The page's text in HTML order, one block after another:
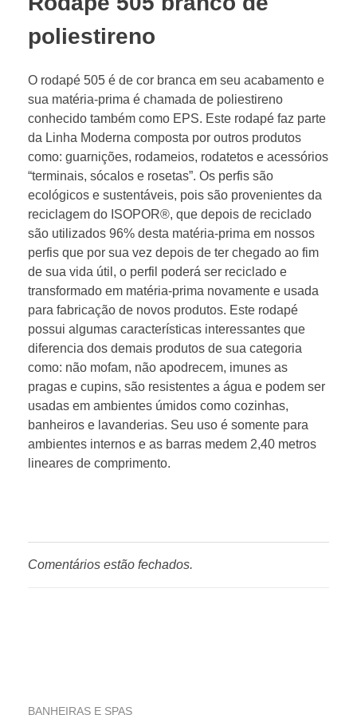
poliestireno
O rodapé 505 é de cor branca em seu acabamento e
sua matéria-prima é chamada de poliestireno
conhecido também como EPS. Este rodapé faz parte
da Linha Moderna composta por outros produtos
como: guarnições, rodameios, rodatetos e acessórios
“terminais, sócalos e rosetas”. Os perfis são
ecológicos e sustentáveis, pois são provenientes da
reciclagem do ISOPOR®, que depois de reciclado
são utilizados 96% desta matéria-prima em nossos
perfis que por sua vez depois de ter chegado ao fim
de sua vida útil, o perfil poderá ser reciclado e
transformado em matéria-prima novamente e usada
para fabricação de novos produtos. Este rodapé
possui algumas características interessantes que
diferencia dos demais produtos de sua categoria
como: não mofam, não apodrecem, imunes as
pragas e cupins, são resistentes a água e podem ser
usadas em ambientes úmidos como cozinhas,
banheiros e lavanderias. Seu uso é somente para
ambientes internos e as barras medem 2,40 metros
lineares de comprimento.
Comentários estão fechados.
BANHEIRAS E SPAS